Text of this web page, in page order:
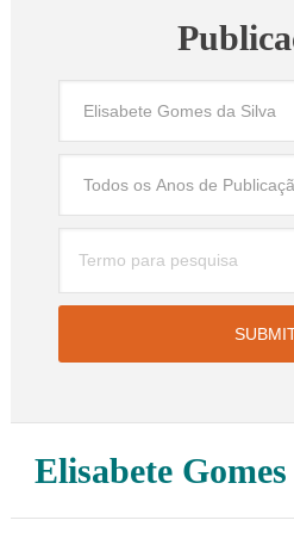
Elisabete